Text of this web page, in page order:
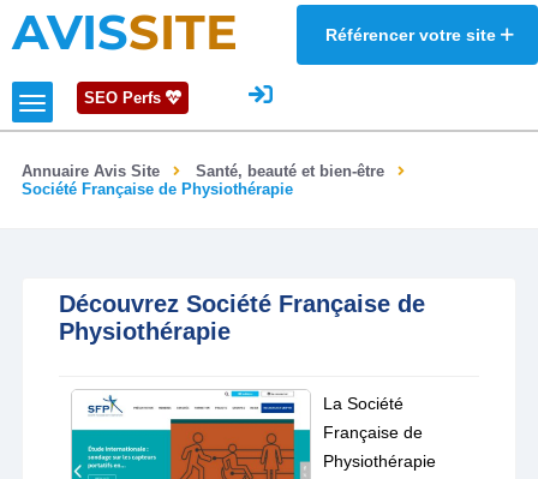
AVISSITE Référencer votre site
SEO Perfs
Annuaire Avis Site
Santé, beauté et bien-être
Société Française de Physiothérapie
Découvrez Société Française de
Physiothérapie
La Société
Française de
Physiothérapie